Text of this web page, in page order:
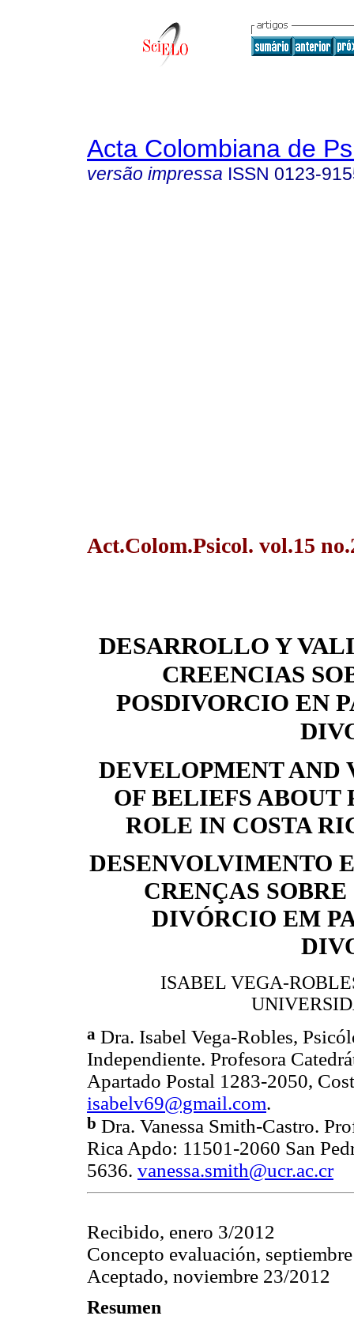
Acta Colombiana de
versão impressa ISSN 0123-
Act.Colom.Psicol. vol.15
DESARROLLO Y
CREENCIAS
POSDIVORCIO EN
DEVELOPMENT AND
OF BELIEFS ABOUT
ROLE IN COSTA
DESENVOLVIMENTO
CRENÇAS
DIVÓRCIO EM
ISABEL VEGA-
a Dra. Isabel Vega-Robles,
Independiente. Profesora
Apartado Postal 1283-2050,
isabelv69@gmail.com.
b Dra. Vanessa Smith-Castro.
Rica Apdo: 11501-2060 San
5636. vanessa.smith@ucr.ac.cr
Recibido, enero 3/2012
Concepto evaluación,
Aceptado, noviembre 23/2012
Resumen